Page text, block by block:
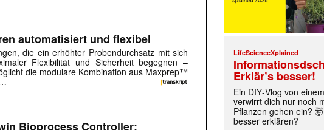
automatisiert und flexibel
die ein erhöhter Probendurchsatz mit sich
Flexibilität und Sicherheit begegnen –
die modulare Kombination aus Maxprep™
Bioprocess Controller:
LifeScienceXplained
Erklär’s besser!
Ein DIY‑Vlog von
verwirrt dich nur noch
Pflanzen gehen ein?
besser erklären?